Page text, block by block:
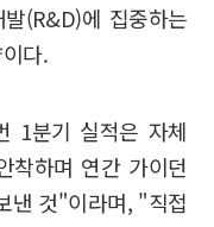
(R&D)에 집중하는
다.
1분기 실적은 자체
착하며 연간 가이던
낸 것"이라며, "직접